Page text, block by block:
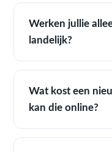
Werken jullie
landelijk?
Wat kost een
kan die online?